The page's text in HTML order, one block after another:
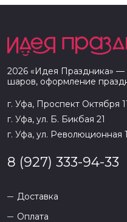
2026 «Идея Праздника» —
шаров, оформление
г. Уфа, Проспект Октября
г. Уфа, ул. Б. Бикбая 21
г. Уфа, ул. Революционная
8 (927) 333-94-33
Доставка
Оплата